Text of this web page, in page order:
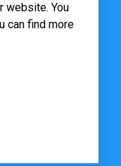
website. You
can find more
to enable